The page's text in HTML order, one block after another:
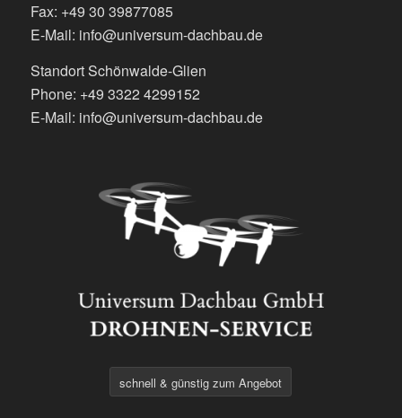
Fax: +49 30 39877085
E-Mail: info@universum-dachbau.de
Standort Schönwalde-Glien
Phone: +49 3322 4299152
E-Mail: info@universum-dachbau.de
schnell & günstig zum Angebot